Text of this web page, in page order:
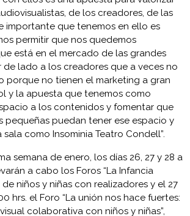
de los creadores, de las
importante que tenemos en ello es
permitir que nos quedemos
está en el mercado de las grandes
de lado a los creadores que a veces no
porque no tienen el marketing a gran
y la apuesta que tenemos como
a los contenidos y fomentar que
pequeñas puedan tener ese espacio y
como Insominia Teatro Condell”.
semana de enero, los días 26, 27 y 28 a
a cabo los Foros “La Infancia
de niños y niñas con realizadores y el 27
hrs. el Foro “La unión nos hace fuertes:
colaborativa con niños y niñas”,